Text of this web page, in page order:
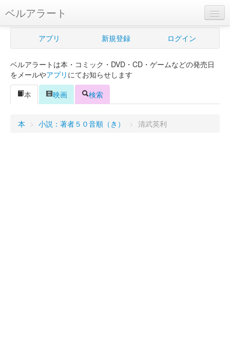
ベルアラート
ベルアラートとは
新規登録
ログイン
アプリ 新規登録 ログイン
ベルアラートは本・コミック・DVD・CD・ゲームなどの発売日
をメールやアプリ にてお知らせします
本
映画 検索
本 > 小説：著者５０音順（き） > 清武英利